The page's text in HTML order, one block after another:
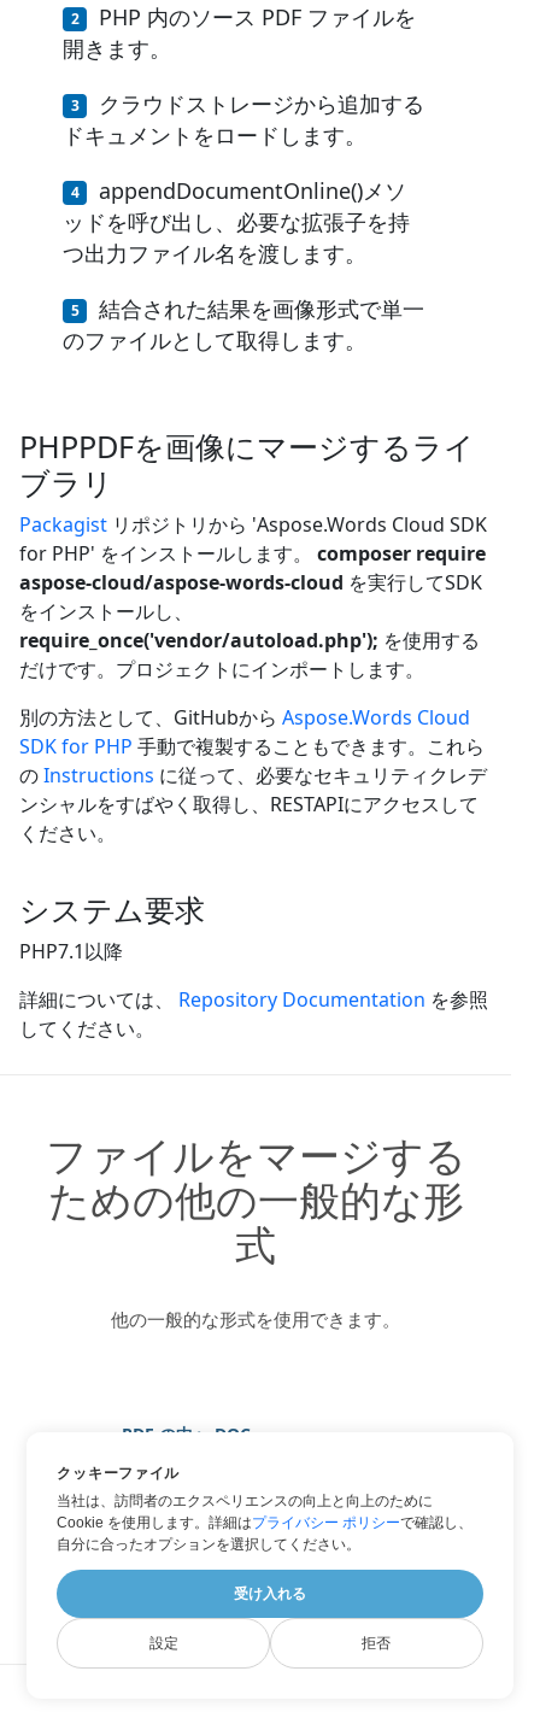
PHP 内のソース PDF ファイルを
開きます。
クラウドストレージから追加する
ドキュメントをロードします。
appendDocumentOnline()メソ
ッドを呼び出し、必要な拡張子を持
つ出力ファイル名を渡します。
結合された結果を画像形式で単一
のファイルとして取得します。
PHPPDFを画像にマージするライ
ブラリ
Packagist リポジトリから 'Aspose.Words Cloud SDK
for PHP' をインストールします。 composer require
aspose-cloud/aspose-words-cloud を実行してSDK
をインストールし、
require_once('vendor/autoload.php'); を使用する
だけです。プロジェクトにインポートします。
別の方法として、GitHubから Aspose.Words Cloud
SDK for PHP 手動で複製することもできます。これら
のInstructions に従って、必要なセキュリティクレデ
ンシャルをすばやく取得し、RESTAPIにアクセスして
ください。
システム要求
PHP7.1以降
詳細については、 Repository Documentation を参照
してください。
ファイルをマージする
ための他の一般的な形
式
他の一般的な形式を使用できます。
PDF の中へ DOC
PDF の中へ DOCX
PDF の中へ PNG
PDF の中へ WORD
PDF の中へ XPS
クッキーファイル
当社は、訪問者のエクスペリエンスの向上と向上のために
Cookie を使用します。詳細はプライバシー ポリシーで確認し、
自分に合ったオプションを選択してください。
受け入れる
設定 拒否